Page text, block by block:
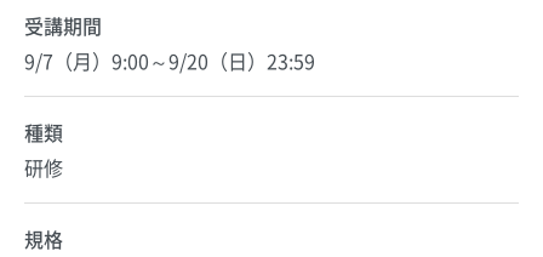
受講期間
9/7（月）9:00～9/20（日）23:59
種類
研修
規格